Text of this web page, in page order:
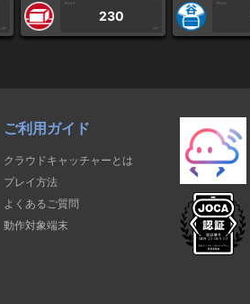
CP
1PLAY
230
CP
1PLAY
ご利用ガイド
クラウドキャッチャーとは
プレイ方法
よくあるご質問
動作対象端末